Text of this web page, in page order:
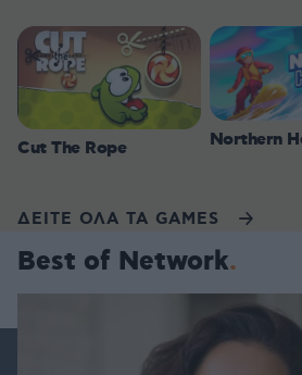
Cut The Rope Northern
ΔΕΙΤΕ ΟΛΑ ΤΑ GAMES
Best of Network